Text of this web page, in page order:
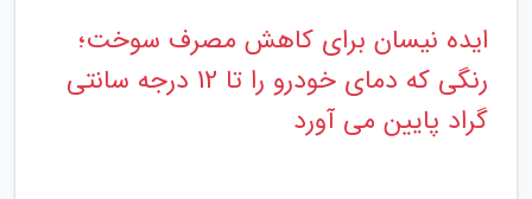
ایده نیسان برای کاهش مصرف سوخت؛
رنگی که دمای خودرو را تا 12 درجه سانتی
گراد پایین می آورد